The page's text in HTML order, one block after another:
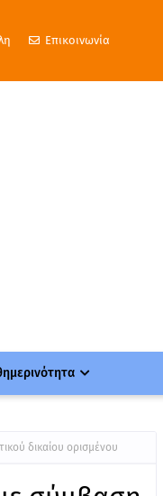
Επικοινωνία
δικαίου ορισμένου